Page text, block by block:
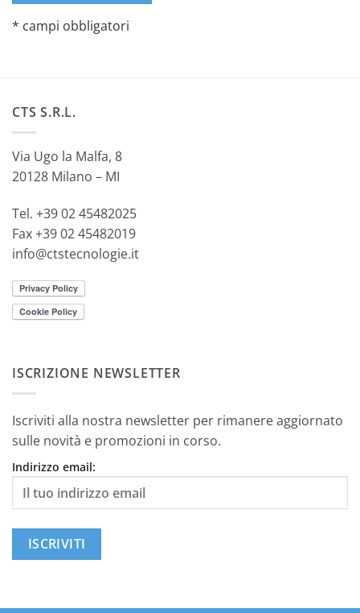
* campi obbligatori
CTS S.R.L.
Via Ugo la Malfa, 8
20128 Milano – MI
Tel. +39 02 45482025
Fax +39 02 45482019
info@ctstecnologie.it
ISCRIZIONE NEWSLETTER
Iscriviti alla nostra newsletter per rimanere aggiornato
sulle novità e promozioni in corso.
Indirizzo email: